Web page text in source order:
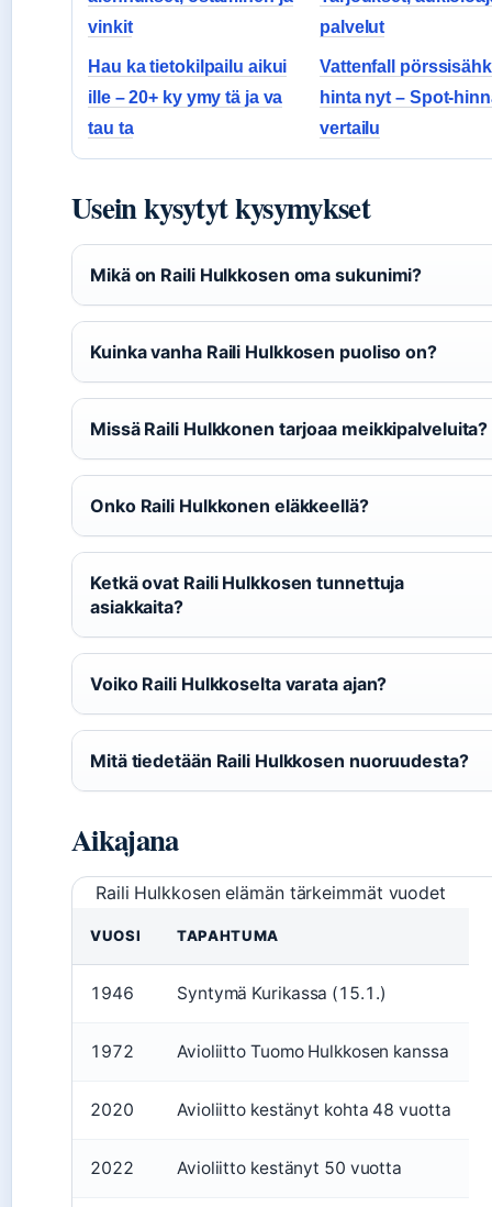
vinkit
palvelut
Hau ka tietokilpailu aikui
ille – 20+ ky ymy tä ja va
tau ta
Vattenfall
hinta nyt – Spot-
vertailu
Usein kysytyt kysymykset
Mikä on Raili Hulkkosen oma sukunimi?
Kuinka vanha Raili Hulkkosen puoliso on?
Missä Raili Hulkkonen tarjoaa meikkipalveluita?
Onko Raili Hulkkonen eläkkeellä?
Ketkä ovat Raili Hulkkosen tunnettuja
asiakkaita?
Voiko Raili Hulkkoselta varata ajan?
Mitä tiedetään Raili Hulkkosen nuoruudesta?
Aikajana
Raili Hulkkosen elämän tärkeimmät vuodet
VUOSI TAPAHTUMA
1946 Syntymä Kurikassa (15.1.)
1972 Avioliitto Tuomo Hulkkosen kanssa
2020 Avioliitto kestänyt kohta 48 vuotta
2022 Avioliitto kestänyt 50 vuotta